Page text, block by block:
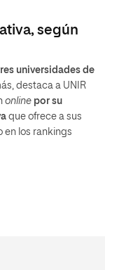
según
universidades de
destaca a UNIR
online por su
que ofrece a sus
en los rankings